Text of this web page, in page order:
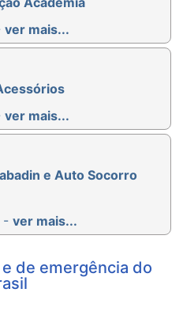
ver mais...
ver mais...
e Auto Socorro
- ver mais...
de emergência do